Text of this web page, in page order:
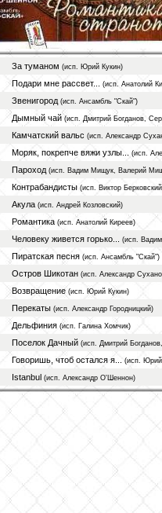
За туманом (исп. Юрий Кукин)
Подари мне рассвет... (исп. Анатолий
Звенигород (исп. Ансамбль "Скай")
Дымный чай(исп. Дмитрий Богданов,
Камчатский вальс (исп. Александр
Моряк, покрепче вяжи узлы... (исп.
Пароход (исп. Вадим Мищук, Валерий
Контрабандисты (исп. Виктор
Акула (исп. Андрей Козловский)
Романтика (исп. Анатолий Киреев)
Человеку живется горько... (исп.
Пиратская песня (исп. Ансамбль "Скай")
Остров Шикотан (исп. Александр
Возвращение (исп. Юрий Кукин)
Перекаты (исп. Александр Городницкий)
Дельфиния (исп. Галина Хомчик)
Поселок Дачный (исп. Дмитрий
Говоришь, чтоб остался я... (исп. Юрий
Istanbul (исп. Александр О'Шеннон)